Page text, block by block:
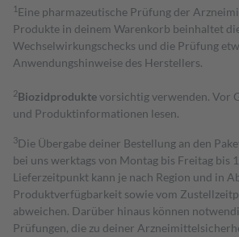
1 Eine pharmazeutische Prüfung der
Produkte in deinem Warenkorb beinhaltet
Wechselwirkungschecks und die Prüfung
Anwendungshinweise des Herstellers.
2Biozidproduktevorsichtig verwenden. Vor
und Produktinformationen lesen.
3Die Übergabe deiner Bestellung an den
bei uns werktags von Montag bis Freitag bis
Lieferzeitpunkt kann je nach Region und in
Produktverfügbarkeit sowie vom
abweichen. Darüber hinaus können
Prüfungen, die zu deiner